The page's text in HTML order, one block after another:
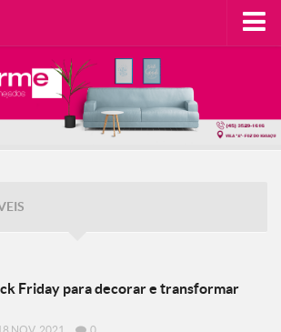
Friday para decorar e transformar